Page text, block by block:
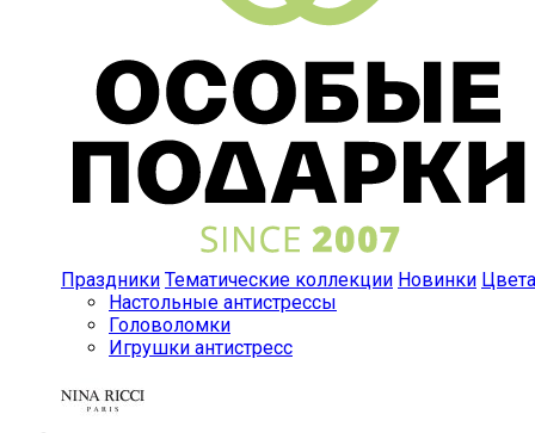
Праздники Тематические коллекции Новинки Цвета
Настольные антистрессы
Головоломки
Игрушки антистресс